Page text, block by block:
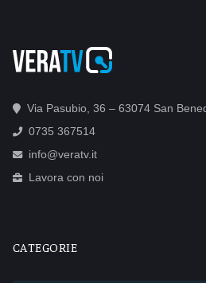
Via Pasubio, 36 – 63074 San
0735 367514
info@veratv.it
Lavora con noi
CATEGORIE